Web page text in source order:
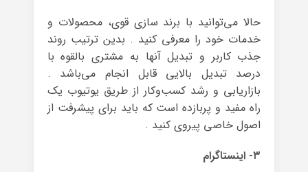
حالا می‌توانید با برند سازی قوی، محصولات و
خدمات خود را معرفی کنید . بدین ترتیب روند
جذب کاربر و تبدیل آنها به مشتری بالقوه با
درصد تبدیل بالایی قابل انجام می‌باشد .
بازاریابی و رشد کسب‌وکار از طریق یوتیوب یک
راه مفید و پربازده است که باید برای پیشرفت از
اصول خاصی پیروی کنید .
۳- اینستاگرام